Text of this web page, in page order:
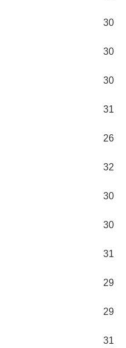
30
30
30
31
26
32
30
30
31
29
29
31